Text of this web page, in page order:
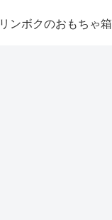
リンボクのおもちゃ箱